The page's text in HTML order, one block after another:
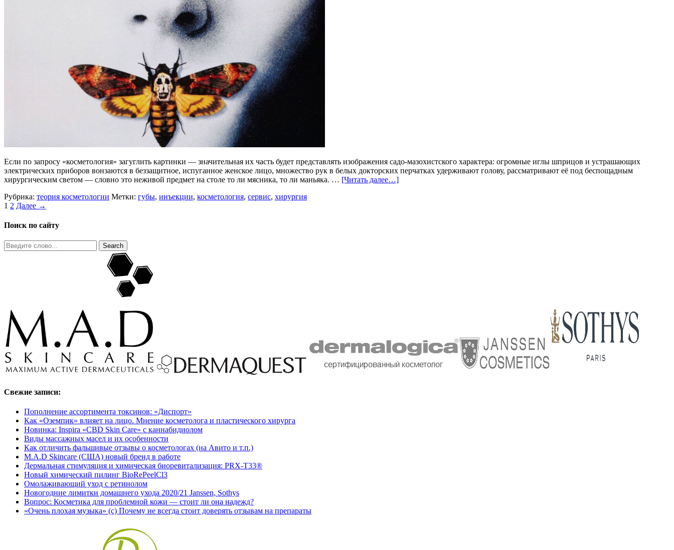
Если по запросу «косметология» загуглить картинки — значительная их часть будет представлять изображения садо-мазохистского характера: огромные иглы шприцов и устрашающих
электрических приборов вонзаются в беззащитное, испуганное женское лицо, множество рук в белых докторских перчатках удерживают голову, рассматривают её под беспощадным
хирургическим светом — словно это неживой предмет на столе то ли мясника, то ли маньяка. … [Читать далее…]
Рубрика: теория косметологии Метки: губы, инъекции, косметология, сервис, хирургия
1 2 Далее →
Поиск по сайту
Свежие записи:
Пополнение ассортимента токсинов: «Диспорт»
Как «Оземпик» влияет на лицо. Мнение косметолога и пластического хирурга
Новинка: Inspira «CBD Skin Care» с каннабидиолом
Виды массажных масел и их особенности
Как отличить фальшивые отзывы о косметологах (на Авито и т.п.)
M.A.D Skincare (США) новый бренд в работе
Дермальная стимуляция и химическая биоревитализация: PRX-T33®
Новый химический пилинг BioRePeelCl3
Омолаживающий уход с ретинолом
Новогодние лимитки домашнего ухода 2020/21 Janssen, Sothys
Вопрос: Косметика для проблемной кожи — стоит ли она надежд?
«Очень плохая музыка» (с) Почему не всегда стоит доверять отзывам на препараты